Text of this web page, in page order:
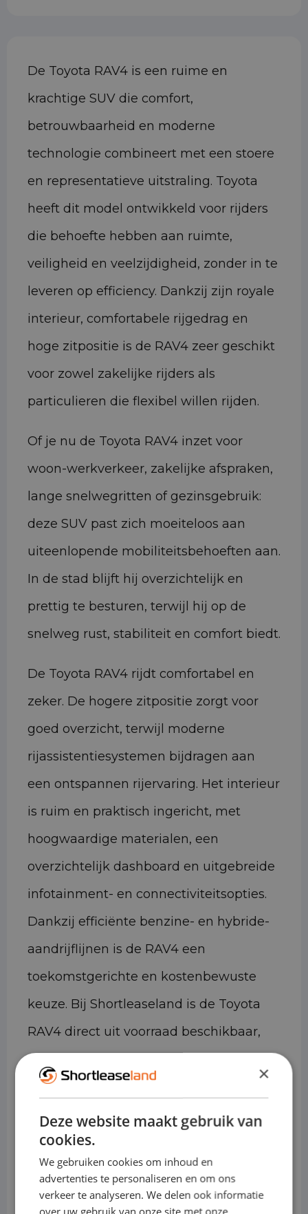
De Toyota RAV4 is een ruime en
krachtige SUV die comfort,
betrouwbaarheid en moderne
technologie combineert met een stoere
en representatieve uitstraling. Toyota
heeft dit model ontwikkeld voor rijders
die behoefte hebben aan ruimte,
veiligheid en veelzijdigheid, zonder in te
leveren op efficiency. Dankzij zijn royale
interieur, comfortabele rijgedrag en
hoge zitpositie is de RAV4 zeer geschikt
voor zowel zakelijke rijders als
particulieren die flexibel willen rijden.
Of je nu de Toyota RAV4 inzet voor
woon-werkverkeer, zakelijke afspraken,
lange snelwegritten of gezinsgebruik:
deze SUV past zich moeiteloos aan
uiteenlopende mobiliteitsbehoeften aan.
In de stad blijft hij overzichtelijk en
prettig te besturen, terwijl hij op de
snelweg rust, stabiliteit en comfort biedt.
De Toyota RAV4 rijdt comfortabel en
zeker. De hogere zitpositie zorgt voor
goed overzicht, terwijl moderne
rijassistentiesystemen bijdragen aan
een ontspannen rijervaring. Het interieur
is ruim en praktisch ingericht, met
hoogwaardige materialen, een
overzichtelijk dashboard en uitgebreide
infotainment- en connectiviteitsopties.
Dankzij efficiënte benzine- en hybride-
aandrijflijnen is de RAV4 een
toekomstgerichte en kostenbewuste
keuze. Bij Shortleaseland is de Toyota
RAV4 direct uit voorraad beschikbaar,
zodat je snel kunt rijden zonder
langdurige leaseverplichtingen.
Technische gegevens
• Laadvolume: ca. 580–1.690 liter
(bagageruimte met neergeklapte
achterbank)
×
Deze website maakt gebruik van
cookies.
We gebruiken cookies om inhoud en
advertenties te personaliseren en om ons
verkeer te analyseren. We delen ook informatie